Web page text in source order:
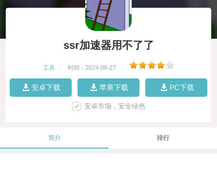
ssr加速器用不了了
工具 时间：2024-06-27
安卓下载 苹果下载 PC下载
安卓市场，安全绿色
简介 排行